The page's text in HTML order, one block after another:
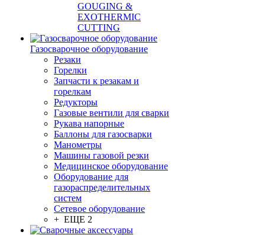
GOUGING &
EXOTHERMIC
CUTTING
Газосварочное оборудование
Резаки
Горелки
Запчасти к резакам и
горелкам
Редукторы
Газовые вентили для сварки
Рукава напорные
Баллоны для газосварки
Манометры
Машины газовой резки
Медицинское оборудование
Оборудование для
газораспределительных
систем
Сетевое оборудование
+ ЕЩЕ 2